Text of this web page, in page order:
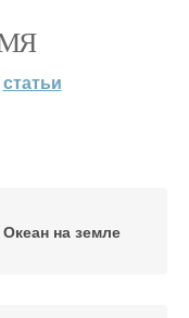
статьи
Океан на земле